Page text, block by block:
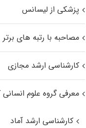
پزشکی از لیسانس
مصاحبه با رتبه های برتر
کارشناسی ارشد مجازی
معرفی گروه علوم
کارشناسی ارشد آماد